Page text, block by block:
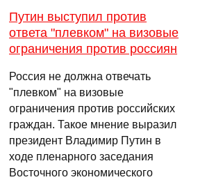
Путин выступил против
ответа "плевком" на визовые
ограничения против россиян
Россия не должна отвечать
"плевком" на визовые
ограничения против российских
граждан. Такое мнение выразил
президент Владимир Путин в
ходе пленарного заседания
Восточного экономического